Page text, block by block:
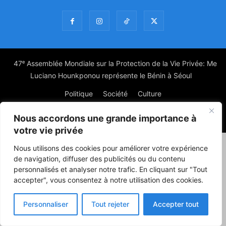
Nous accordons une grande importance à
votre vie privée
Nous utilisons des cookies pour améliorer votre expérience
de navigation, diffuser des publicités ou du contenu
personnalisés et analyser notre trafic. En cliquant sur "Tout
accepter", vous consentez à notre utilisation des cookies.
Personnaliser Tout rejeter Accepter tout
47ᵉ Assemblée Mondiale sur la Protection de la Vie Privée: Me
Luciano Hounkponou représente le Bénin à Séoul
Politique Société Culture
© Powered by digitXplus Francophone